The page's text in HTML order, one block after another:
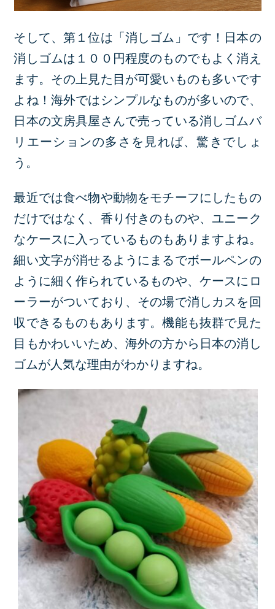
そして、第１位は「消しゴム」です！日本の
消しゴムは１００円程度のものでもよく消え
ます。その上見た目が可愛いものも多いです
よね！海外ではシンプルなものが多いので、
日本の文房具屋さんで売っている消しゴムバ
リエーションの多さを見れば、驚きでしょ
う。
最近では食べ物や動物をモチーフにしたもの
だけではなく、香り付きのものや、ユニーク
なケースに入っているものもありますよね。
細い文字が消せるようにまるでボールペンの
ように細く作られているものや、ケースにロ
ーラーがついており、その場で消しカスを回
収できるものもあります。機能も抜群で見た
目もかわいいため、海外の方から日本の消し
ゴムが人気な理由がわかりますね。